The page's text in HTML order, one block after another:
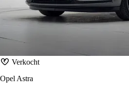
Verkocht
Opel Astra